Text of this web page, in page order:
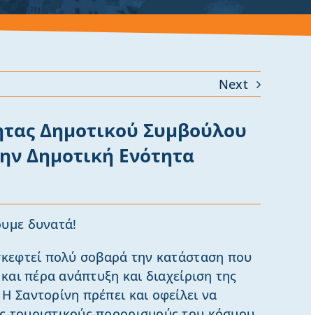
Next
Δημοτικού Συμβούλου
Δημοτική Ενότητα
δυνατά!
πολύ σοβαρά την κατάσταση που
πέρα ανάπτυξη και διαχείριση της
πρέπει και οφείλει να